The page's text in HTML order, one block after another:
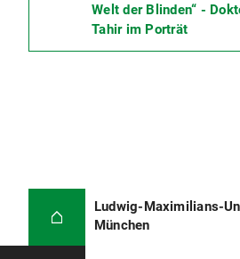
Welt der Blinden“ -
Tahir im Porträt
Ludwig-Maximilians-
München